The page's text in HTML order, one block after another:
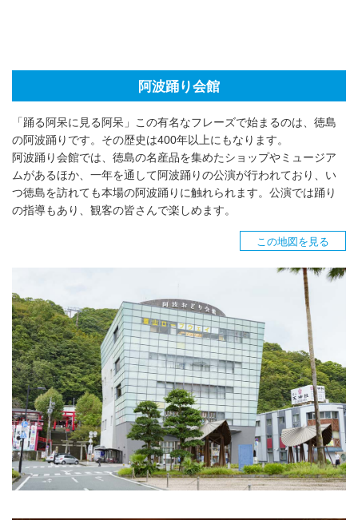
阿波踊り会館
「踊る阿呆に見る阿呆」この有名なフレーズで始まるのは、徳島
の阿波踊りです。その歴史は400年以上にもなります。
阿波踊り会館では、徳島の名産品を集めたショップやミュージア
ムがあるほか、一年を通して阿波踊りの公演が行われており、い
つ徳島を訪れても本場の阿波踊りに触れられます。公演では踊り
の指導もあり、観客の皆さんで楽しめます。
この地図を見る